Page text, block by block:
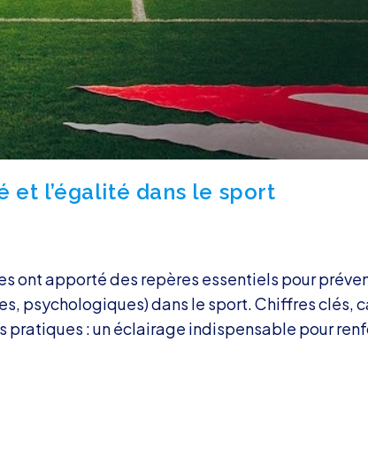
et l’égalité dans le sport
ont apporté des repères essentiels pour
psychologiques) dans le sport. Chiffres clés,
: un éclairage indispensable pour